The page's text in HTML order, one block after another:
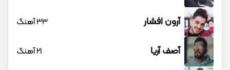
آرون افشار 33 آهنگ
آصف آریا 21 آهنگ